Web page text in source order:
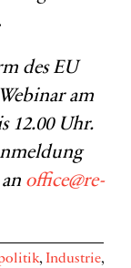
desEU
am
12.00 Uhr.
office@re-
, Industrie,